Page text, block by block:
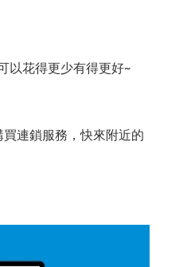
以花得更少有得更好~
連鎖服務，快來附近的